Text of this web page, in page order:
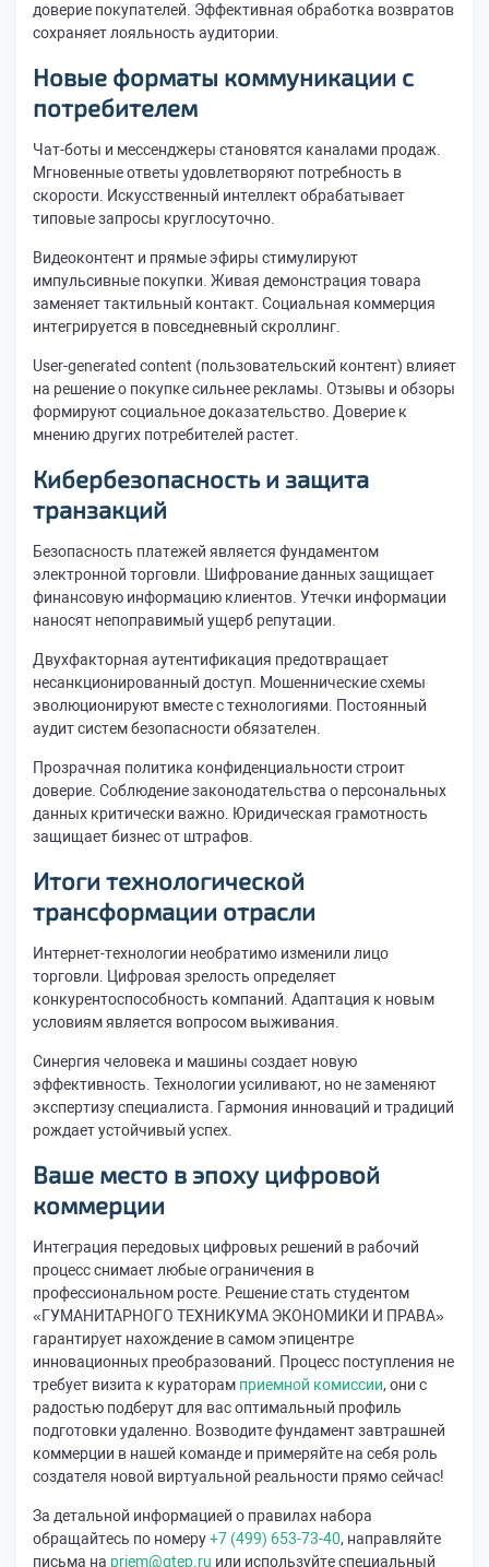
доверие покупателей. Эффективная обработка возвратов
сохраняет лояльность аудитории.
Новые форматы коммуникации с
потребителем
Чат-боты и мессенджеры становятся каналами продаж.
Мгновенные ответы удовлетворяют потребность в
скорости. Искусственный интеллект обрабатывает
типовые запросы круглосуточно.
Видеоконтент и прямые эфиры стимулируют
импульсивные покупки. Живая демонстрация товара
заменяет тактильный контакт. Социальная коммерция
интегрируется в повседневный скроллинг.
User-generated content (пользовательский контент) влияет
на решение о покупке сильнее рекламы. Отзывы и обзоры
формируют социальное доказательство. Доверие к
мнению других потребителей растет.
Кибербезопасность и защита
транзакций
Безопасность платежей является фундаментом
электронной торговли. Шифрование данных защищает
финансовую информацию клиентов. Утечки информации
наносят непоправимый ущерб репутации.
Двухфакторная аутентификация предотвращает
несанкционированный доступ. Мошеннические схемы
эволюционируют вместе с технологиями. Постоянный
аудит систем безопасности обязателен.
Прозрачная политика конфиденциальности строит
доверие. Соблюдение законодательства о персональных
данных критически важно. Юридическая грамотность
защищает бизнес от штрафов.
Итоги технологической
трансформации отрасли
Интернет-технологии необратимо изменили лицо
торговли. Цифровая зрелость определяет
конкурентоспособность компаний. Адаптация к новым
условиям является вопросом выживания.
Синергия человека и машины создает новую
эффективность. Технологии усиливают, но не заменяют
экспертизу специалиста. Гармония инноваций и традиций
рождает устойчивый успех.
Ваше место в эпоху цифровой
коммерции
Интеграция передовых цифровых решений в рабочий
процесс снимает любые ограничения в
профессиональном росте. Решение стать студентом
«ГУМАНИТАРНОГО ТЕХНИКУМА ЭКОНОМИКИ И ПРАВА»
гарантирует нахождение в самом эпицентре
инновационных преобразований. Процесс поступления не
требует визита к кураторам приемной комиссии, они с
радостью подберут для вас оптимальный профиль
подготовки удаленно. Возводите фундамент завтрашней
коммерции в нашей команде и примеряйте на себя роль
создателя новой виртуальной реальности прямо сейчас!
За детальной информацией о правилах набора
обращайтесь по номеру+7 (499) 653-73-40, направляйте
письма на priem@gtep.ru или используйте специальный